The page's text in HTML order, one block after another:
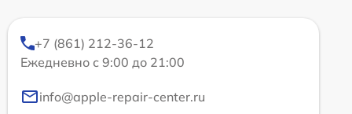
+7 (861) 212-36-12
Ежедневно с 9:00 до 21:00
info@apple-repair-center.ru